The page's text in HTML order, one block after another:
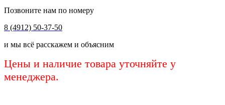
Позвоните нам по номеру
8 (4912) 50-37-50
и мы всё расскажем и объясним
Цены и наличие товара уточняйте у
менеджера.